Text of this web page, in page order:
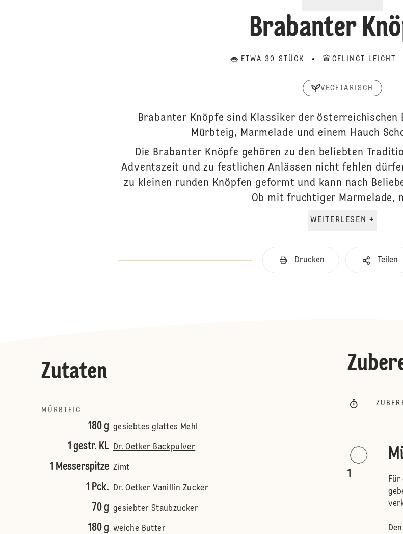
Brabanter
ETWA 30 STÜCK GELINGT LEICHT
VEGETARISCH
Brabanter Knöpfe sind Klassiker der
Mürbteig, Marmelade und einem Hauch
Die Brabanter Knöpfe gehören zu den beliebten
Adventszeit und zu festlichen Anlässen nicht fehlen
zu kleinen runden Knöpfen geformt und kann nach
Ob mit fruchtiger Marmelade,
WEITERLESEN +
Drucken Teilen
Zutaten
MÜRBTEIG
180 g gesiebtes glattes Mehl
1 gestr. KL Dr. Oetker Backpulver
1 Messerspitze Zimt
1 Pck. Dr. Oetker Vanillin Zucker
70 g gesiebter Staubzucker
180 g weiche Butter
1
Für